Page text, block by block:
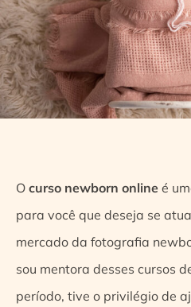
O curso newborn online é
para você que deseja se
mercado da fotografia
sou mentora desses cursos
período, tive o privilégio de